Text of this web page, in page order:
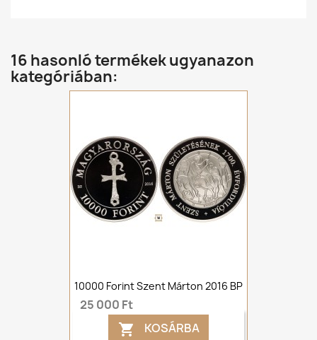
16 hasonló termékek ugyanazon
kategóriában:
10000 Forint Szent Márton 2016 BP
25 000 Ft
 KOSÁRBA